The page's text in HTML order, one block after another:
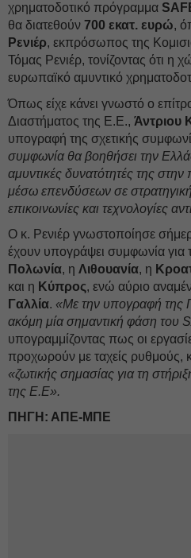
χρηματοδοτικό πρόγραμμα
θα διατεθούν 700 εκατ. ευρώ,
Ρενιέρ, εκπρόσωπος της
Τόμας Ρενιέρ, τονίζοντας ότι η
ευρωπαϊκό αμυντικό
Όπως είχε κάνει γνωστό ο
Διαστήματος της Ε.Ε., Άντριου
υπογραφή της σχετικής
συμφωνία θα βοηθήσει την
αμυντικές δυνατότητές της
μέσω επενδύσεων σε
επικοινωνίες και τεχνολογίες
Ο κ. Ρενιέρ γνωστοποίησε
έχουν υπογράψει συμφωνία για
Πολωνία, η Λιθουανία, η
και η Κύπρος, ενώ αύριο
Γαλλία. «Με την υπογραφή της
ακόμη μία σημαντική φάση του
υπογραμμίζοντας πως οι
προχωρούν με ταχείς ρυθμούς,
«ζωτικής σημασίας για τη
της Ε.Ε».
ΠΗΓΗ: ΑΠΕ-ΜΠΕ